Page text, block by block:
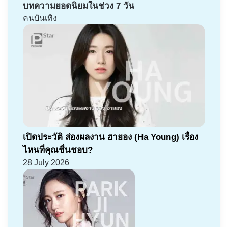
บทความยอดนิยมในช่วง 7 วัน
คนบันเทิง
เปิดประวัติ ส่องผลงาน ฮายอง (Ha Young) เรื่อง
ไหนที่คุณชื่นชอบ?
28 July 2026